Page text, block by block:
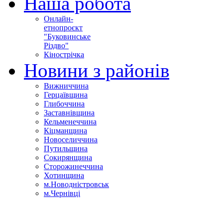
Онлайн-
етнопроєкт
"Буковинське
Різдво"
Кінострічка
Новини з районів
Вижниччина
Герцаївщина
Глибоччина
Заставнівщина
Кельменеччина
Кіцманщина
Новоселиччина
Путильщина
Сокирянщина
Сторожинеччина
Хотинщина
м.Новодністровськ
м.Чернівці